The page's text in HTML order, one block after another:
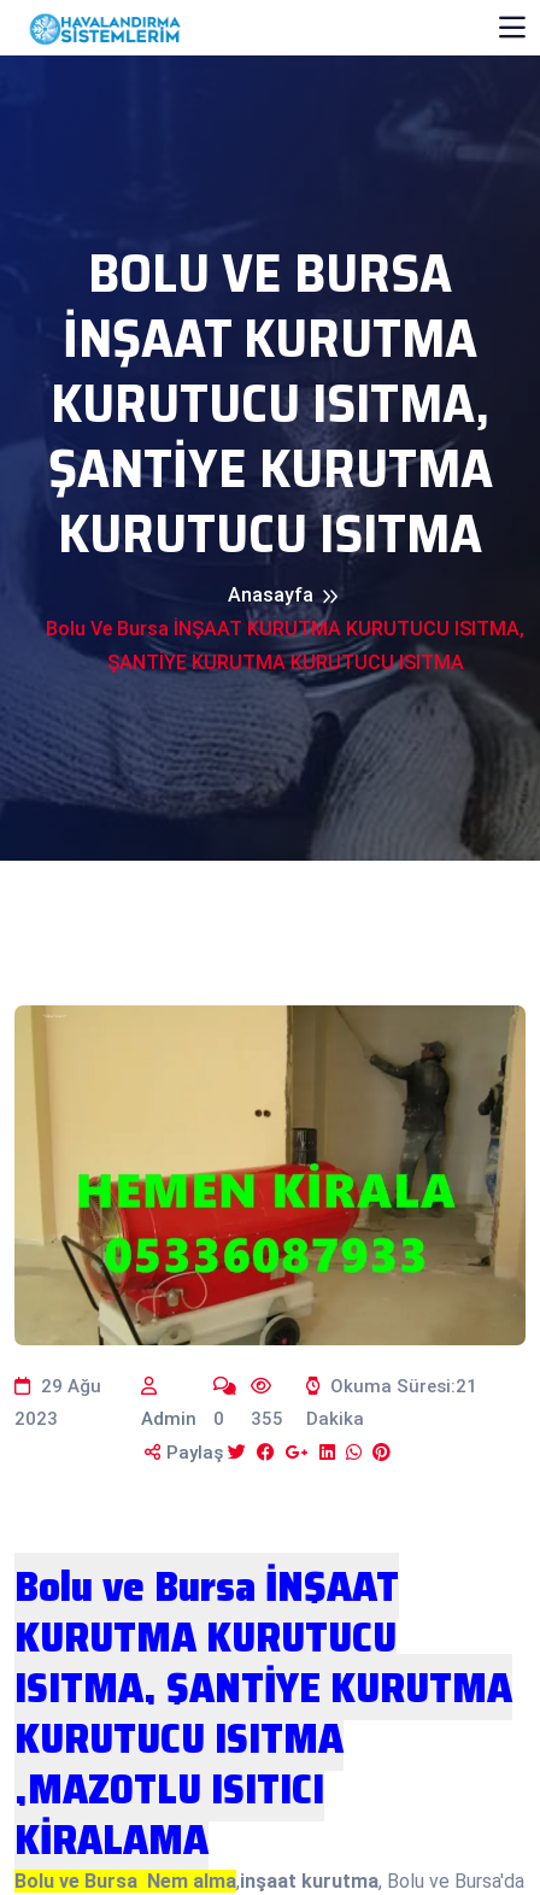
BOLU VE BURSA
İNŞAAT KURUTMA
KURUTUCU ISITMA,
ŞANTİYE KURUTMA
KURUTUCU ISITMA
Anasayfa
Bolu Ve Bursa İNŞAAT KURUTMA KURUTUCU ISITMA,
ŞANTİYE KURUTMA KURUTUCU ISITMA
29 Ağu
2023
Admin 0 355
Okuma Süresi:21
Dakika
Paylaş
Bolu ve Bursa İNŞAAT
KURUTMA KURUTUCU
ISITMA, ŞANTİYE KURUTMA
KURUTUCU ISITMA
,MAZOTLU ISITICI
KİRALAMA
Bolu ve Bursa Nem alma,inşaat kurutma, Bolu ve Bursa'da